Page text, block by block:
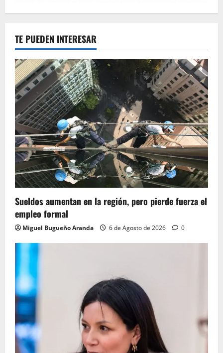
TE PUEDEN INTERESAR
Sueldos aumentan en la región, pero pierde fuerza el
empleo formal
Miguel Bugueño Aranda 6 de Agosto de 2026 0